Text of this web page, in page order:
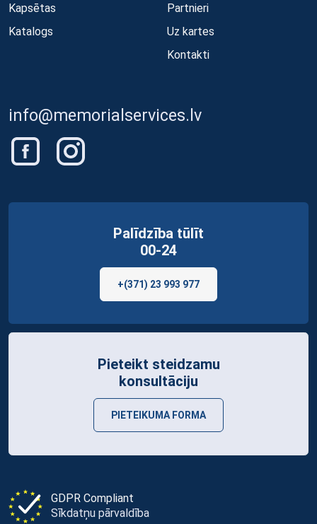
Kapsētas
Katalogs
Partnieri
Uz kartes
Kontakti
info@memorialservices.lv
GDPR Compliant
Sīkdatņu pārvaldība
Palīdzība tūlīt
00-24
+(371) 23 993 977
Pieteikt steidzamu
konsultāciju
PIETEIKUMA FORMA